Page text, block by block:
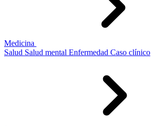
Medicina
Salud Salud mental Enfermedad Caso clínico